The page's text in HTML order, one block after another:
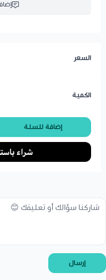
السعر
الكمية
إضافة للسلة
إرسال